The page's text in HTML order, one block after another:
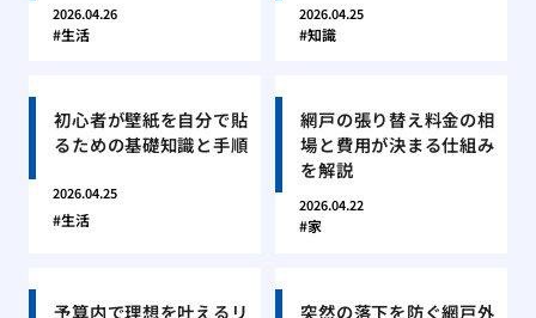
2026.04.26
生活
2026.04.25
知識
初心者が壁紙を自分で貼
るための基礎知識と手順
2026.04.25
生活
網戸の張り替え料金の相
場と費用が決まる仕組み
を解説
2026.04.22
家
予算内で理想を叶えるリ
突然の落下を防ぐ網戸外